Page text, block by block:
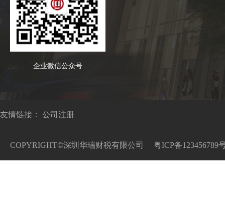
企业微信公众号
友情链接： 公司注册
COPYRIGHT©深圳华瑞财税有限公司 粤ICP备123456789